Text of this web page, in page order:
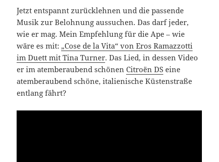
Jetzt entspannt zurücklehnen und die passende
Musik zur Belohnung aussuchen. Das darf jeder,
wie er mag. Mein Empfehlung für die Ape – wie
wäre es mit: „Cose de la Vita“ von Eros Ramazzotti
im Duett mit Tina Turner. Das Lied, in dessen Video
er im atemberaubend schönenCitroën DS eine
atemberaubend schöne, italienische Küstenstraße
entlang fährt?